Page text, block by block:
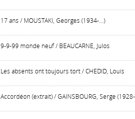
17 ans / MOUSTAKI, Georges (1934-...)
9-9-99 monde neuf / BEAUCARNE, Julos
Les absents ont toujours tort / CHEDID, Louis
Accordéon (extrait) / GAINSBOURG, Serge